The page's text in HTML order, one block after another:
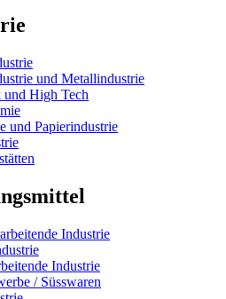
und Metallindustrie
High Tech
und Papierindustrie
Industrie
Industrie
/ Süsswaren